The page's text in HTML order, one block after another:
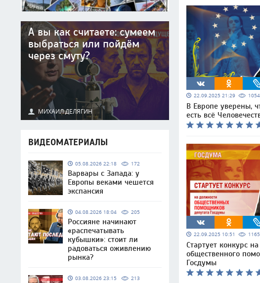
А вы как считаете: сумеем
выбраться или пойдём
через смуту?
МИХАИЛ ДЕЛЯГИН
ВИДЕОМАТЕРИАЛЫ
05.08.2026 22:18 172
Варвары с Запада: у
Европы веками чешется
экспансия
04.08.2026 18:04 205
Россияне начинают
«распечатывать
кубышки»: стоит ли
радоваться оживлению
рынка?
03.08.2026 23:15 213
22.09.2025 21:29 1054
В Европе уверены,
есть всё
22.09.2025 10:51 1165
Стартует конкурс
общественного
Госдумы